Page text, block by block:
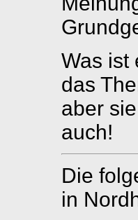
Was ist
das
aber
auch!
Die
in